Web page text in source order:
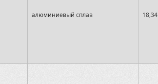
алюминиевый сплав 18,34